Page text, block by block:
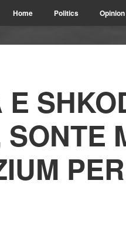
Home Politics Opinion